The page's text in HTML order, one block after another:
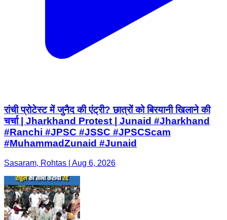
रांची प्रोटेस्ट में जुनैद की एंट्री? छात्रों को बिरयानी खिलाने की
चर्चा | Jharkhand Protest | Junaid #Jharkhand
#Ranchi #JPSC #JSSC #JPSCScam
#MuhammadZunaid #Junaid
Sasaram, Rohtas | Aug 6, 2026